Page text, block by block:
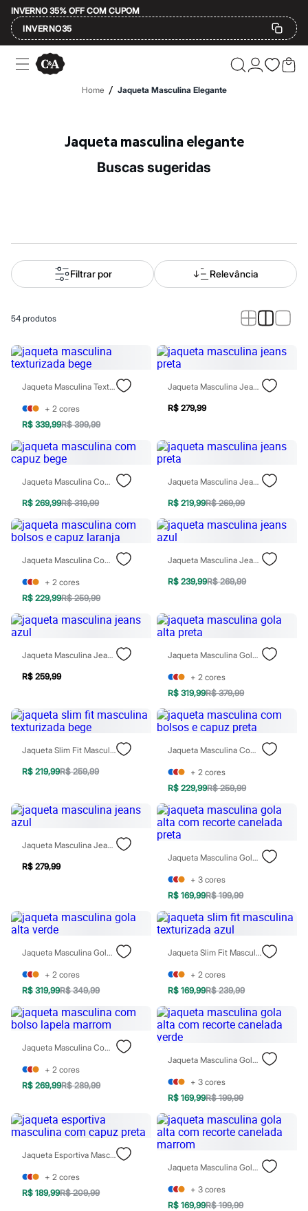
INVERNO 35% OFF COM CUPOM
INVERNO35
Ofertas
Compre por Departamento
Alfaiataria
Novidades
Roupas
Blusas e Camisetas
Casacos e Jaquetas
Macacões
Saias
Shorts e Bermudas
Vestidos
Bolsas
Bonés e Chapéus
Cintos
Óculos
Calçados
Botas
Chinelos
Rasteirinhas
Sandálias
Sapatilhas
Tênis
City
Clock House
Sawary
Yessica
Acessórios
Blusas
Calçados
Shorts e Bermudas
Tops
Moda íntima
Calcinhas
Cintas e Modeladores
Meias
Moda praia
Biquínis
Maiôs
Saídas de praia
Plus size
Jeans
Moda esportiva
Vestidos
Masculino
Em alta
Dia dos Pais
Inverno
Novidades
Roupas
Bermudas
Camisas
Calças
Camisetas e Regatas
Casacos e Jaquetas
Polos
Acessórios
Bolsas e Mochilas
Chapéus e Bonés
Carteiras
Óculos
Home / Jaqueta Masculina Elegante
Jaqueta masculina elegante
buscas sugeridas
Filtrar por Relevância
54 produtos
Jaqueta Masculina Texturizada Bege
+ 2 cores
R$ 339,99R$ 399,99
Jaqueta Masculina Jeans Preta
R$ 279,99
Jaqueta Masculina Com Capuz Bege
R$ 269,99R$ 319,99
Jaqueta Masculina Jeans Preta
R$ 219,99R$ 269,99
Jaqueta Masculina Com Bolsos E Capuz Laranja
+ 2 cores
R$ 229,99R$ 259,99
Jaqueta Masculina Jeans Azul
R$ 239,99R$ 269,99
Jaqueta Masculina Jeans Azul
R$ 259,99
Jaqueta Masculina Gola Alta Preta
+ 2 cores
R$ 319,99R$ 379,99
Jaqueta Slim Fit Masculina Texturizada Bege
R$ 219,99R$ 259,99
Jaqueta Masculina Com Bolsos E Capuz Preta
+ 2 cores
R$ 229,99R$ 259,99
Jaqueta Masculina Jeans Azul
R$ 279,99
Jaqueta Masculina Gola Alta Com Recorte Canelada Preta
+ 3 cores
R$ 169,99R$ 199,99
Jaqueta Masculina Gola Alta Verde
+ 2 cores
R$ 319,99R$ 349,99
Jaqueta Slim Fit Masculina Texturizada Azul
+ 2 cores
R$ 169,99R$ 239,99
Jaqueta Masculina Com Bolso Lapela Marrom
+ 2 cores
R$ 269,99R$ 289,99
Jaqueta Masculina Gola Alta Com Recorte Canelada Verde
+ 3 cores
R$ 169,99R$ 199,99
Jaqueta Esportiva Masculina Com Capuz Preta
+ 2 cores
R$ 189,99R$ 209,99
Jaqueta Masculina Gola Alta Com Recorte Canelada Marrom
+ 3 cores
R$ 169,99R$ 199,99